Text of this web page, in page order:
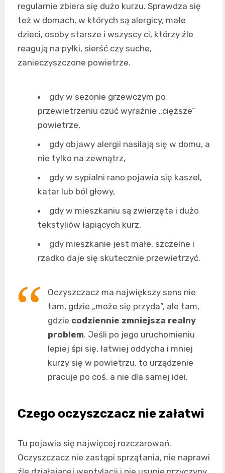
regularnie zbiera się dużo kurzu. Sprawdza się
też w domach, w których są alergicy, małe
dzieci, osoby starsze i wszyscy ci, którzy źle
reagują na pyłki, sierść czy suche,
zanieczyszczone powietrze.
gdy w sezonie grzewczym po
przewietrzeniu czuć wyraźnie „cięższe”
powietrze,
gdy objawy alergii nasilają się w domu, a
nie tylko na zewnątrz,
gdy w sypialni rano pojawia się kaszel,
katar lub ból głowy,
gdy w mieszkaniu są zwierzęta i dużo
tekstyliów łapiących kurz,
gdy mieszkanie jest małe, szczelne i
rzadko daje się skutecznie przewietrzyć.
Oczyszczacz ma największy sens nie
tam, gdzie „może się przyda”, ale tam,
gdzie codziennie zmniejsza realny
problem. Jeśli po jego uruchomieniu
lepiej śpi się, łatwiej oddycha i mniej
kurzy się w powietrzu, to urządzenie
pracuje po coś, a nie dla samej idei.
Czego oczyszczacz nie załatwi
Tu pojawia się najwięcej rozczarowań.
Oczyszczacz nie zastąpi sprzątania, nie naprawi